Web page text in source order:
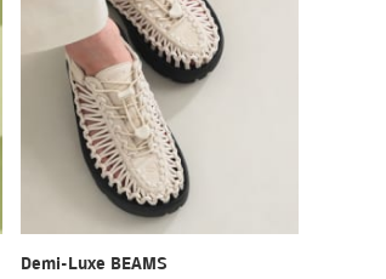
Demi-Luxe BEAMS